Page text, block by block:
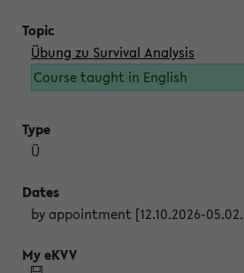
Übung zu Survival Analysis
Course taught in English
Ü
by appointment [12.10.2026-